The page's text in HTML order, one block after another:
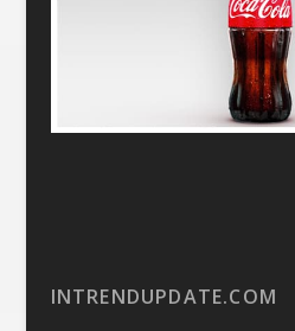
INTRENDUPDATE.COM